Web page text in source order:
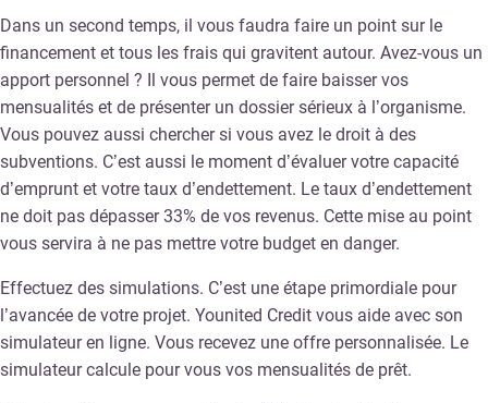
Dans un second temps, il vous faudra faire un point sur le
financement et tous les frais qui gravitent autour. Avez-vous un
apport personnel ? Il vous permet de faire baisser vos
mensualités et de présenter un dossier sérieux à l’organisme.
Vous pouvez aussi chercher si vous avez le droit à des
subventions. C’est aussi le moment d’évaluer votre capacité
d’emprunt et votre taux d’endettement. Le taux d’endettement
ne doit pas dépasser 33% de vos revenus. Cette mise au point
vous servira à ne pas mettre votre budget en danger.
Effectuez des simulations. C’est une étape primordiale pour
l’avancée de votre projet. Younited Credit vous aide avec son
simulateur en ligne. Vous recevez une offre personnalisée. Le
simulateur calcule pour vous vos mensualités de prêt.